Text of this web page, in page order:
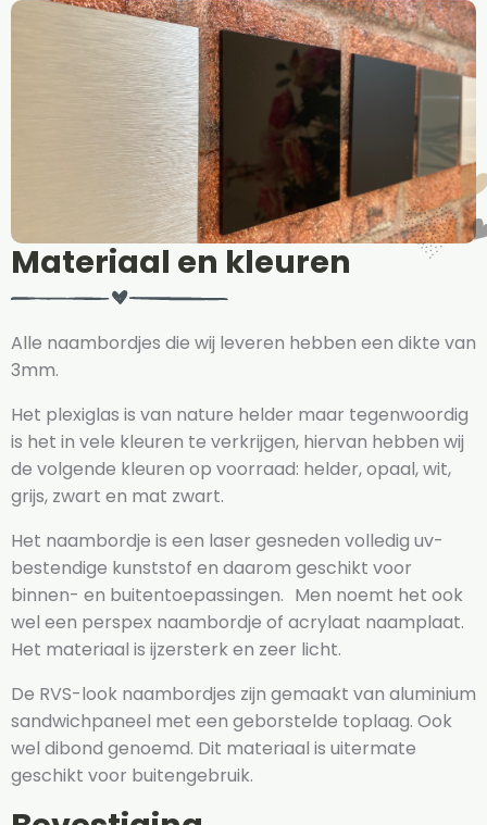
Materiaal en kleuren
Alle naambordjes die wij leveren hebben een dikte van
3mm.
Het plexiglas is van nature helder maar tegenwoordig
is het in vele kleuren te verkrijgen, hiervan hebben wij
de volgende kleuren op voorraad: helder, opaal, wit,
grijs, zwart en mat zwart.
Het naambordje is een laser gesneden volledig uv-
bestendige kunststof en daarom geschikt voor
binnen- en buitentoepassingen. Men noemt het ook
wel een perspex naambordje of acrylaat naamplaat.
Het materiaal is ijzersterk en zeer licht.
De RVS-look naambordjes zijn gemaakt van aluminium
sandwichpaneel met een geborstelde toplaag. Ook
wel dibond genoemd. Dit materiaal is uitermate
geschikt voor buitengebruik.